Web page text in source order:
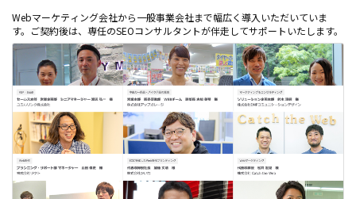
Webマーケティング会社から一般事業会社まで幅広く導入いただいていま
す。ご契約後は、専任のSEOコンサルタントが伴走してサポートいたします。